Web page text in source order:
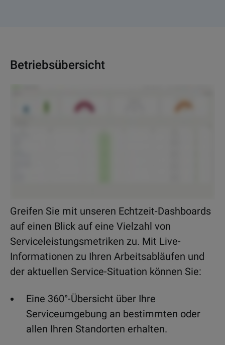
Betriebsübersicht
Greifen Sie mit unseren Echtzeit-Dashboards
auf einen Blick auf eine Vielzahl von
Serviceleistungsmetriken zu. Mit Live-
Informationen zu Ihren Arbeitsabläufen und
der aktuellen Service-Situation können Sie:
Eine 360°-Übersicht über Ihre
Serviceumgebung an bestimmten oder
allen Ihren Standorten erhalten.